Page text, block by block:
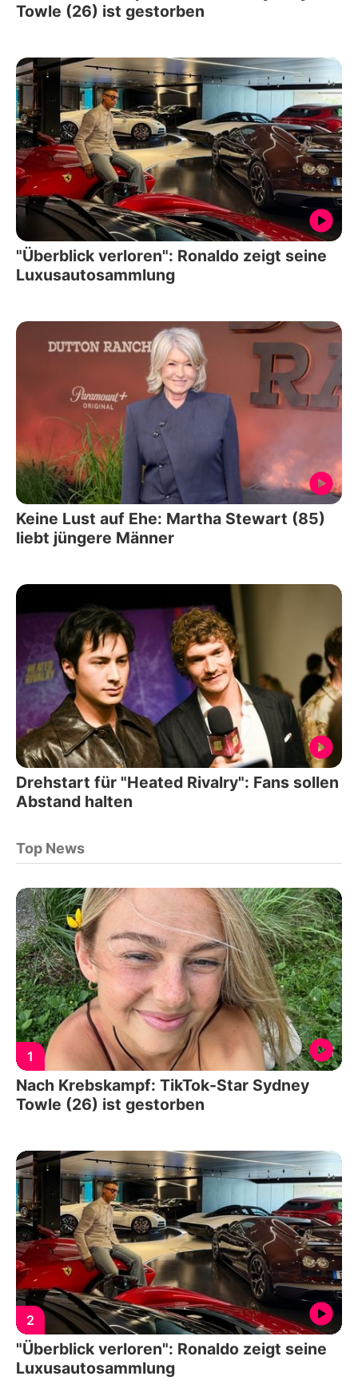
Towle (26) ist gestorben
"Überblick verloren": Ronaldo zeigt seine
Luxusautosammlung
Keine Lust auf Ehe: Martha Stewart (85)
liebt jüngere Männer
Drehstart für "Heated Rivalry": Fans sollen
Abstand halten
Top News
1
Nach Krebskampf: TikTok-Star Sydney
Towle (26) ist gestorben
2
"Überblick verloren": Ronaldo zeigt seine
Luxusautosammlung